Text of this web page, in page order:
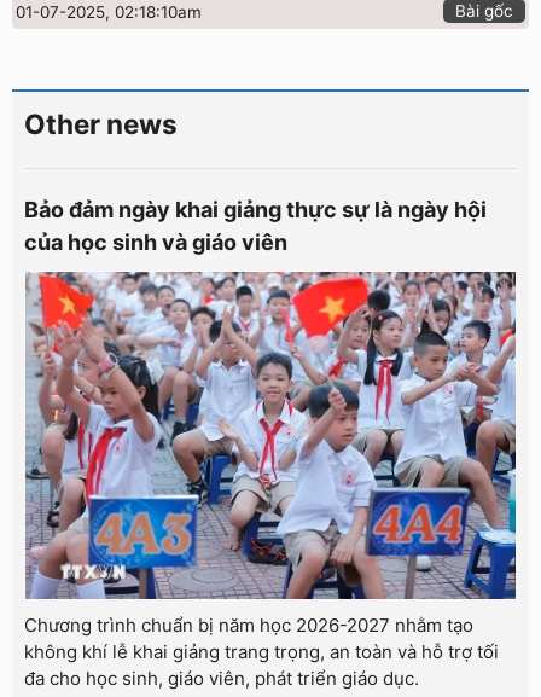
01-07-2025, 02:18:10am Bài gốc
Other news
Bảo đảm ngày khai giảng thực sự là ngày hội
của học sinh và giáo viên
Chương trình chuẩn bị năm học 2026-2027 nhằm tạo
không khí lễ khai giảng trang trọng, an toàn và hỗ trợ tối
đa cho học sinh, giáo viên, phát triển giáo dục.